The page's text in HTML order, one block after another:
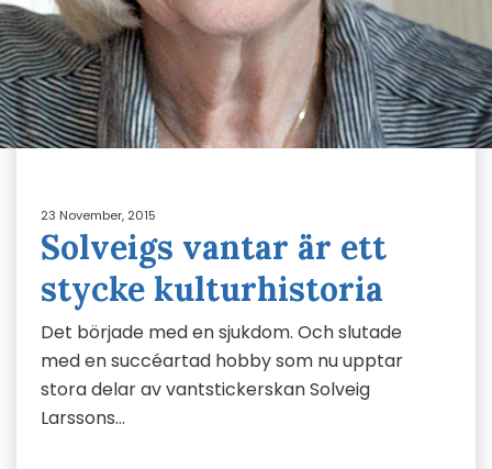
23 November, 2015
Solveigs vantar är ett
stycke kulturhistoria
Det började med en sjukdom. Och slutade
med en succéartad hobby som nu upptar
stora delar av vantstickerskan Solveig
Larssons…